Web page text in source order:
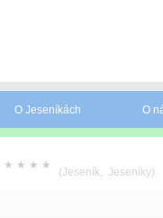
O Jeseníkách O
★ ★ ★ ★
(Jeseník, Jeseníky)